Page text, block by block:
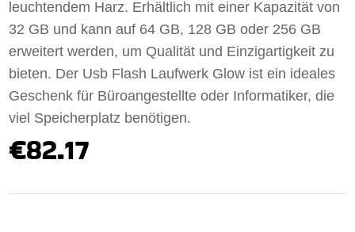
leuchtendem Harz. Erhältlich mit einer Kapazität von
32 GB und kann auf 64 GB, 128 GB oder 256 GB
erweitert werden, um Qualität und Einzigartigkeit zu
bieten. Der Usb Flash Laufwerk Glow ist ein ideales
Geschenk für Büroangestellte oder Informatiker, die
viel Speicherplatz benötigen.
€82.17